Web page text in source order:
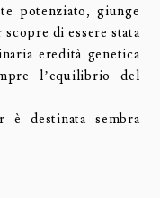
potenziato, giunge
di essere stata
eredità genetica
l’equilibrio del
destinata sembra